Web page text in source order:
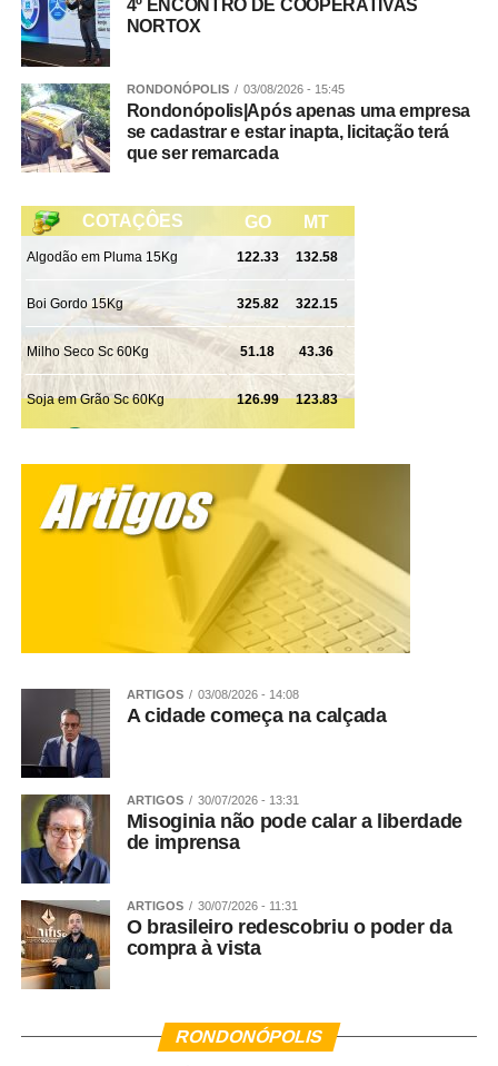
reforçando seu papel como uma das maiores campanhas
de incentivo ao comércio de Rondonópolis.
WhatsApp
Facebook
Twitter
Messenger
Share
4º ENCONTRO DE COOPERATIVAS
NORTOX
RONDONÓPOLIS 03/08/2026 - 15:45
Rondonópolis|Após apenas uma empresa
se cadastrar e estar inapta, licitação terá
que ser remarcada
ARTIGOS 03/08/2026 - 14:08
A cidade começa na calçada
ARTIGOS 30/07/2026 - 13:31
Misoginia não pode calar a liberdade
de imprensa
ARTIGOS 30/07/2026 - 11:31
O brasileiro redescobriu o poder da
compra à vista
RONDONÓPOLIS